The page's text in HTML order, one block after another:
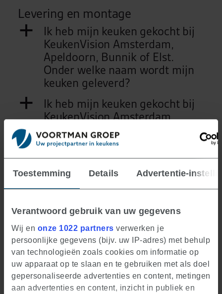
Toestemming Details Advertentie-
Verantwoord gebruik van uw gegevens
Wij en onze 1022 partners verwerken je
persoonlijke gegevens (bijv. uw IP-adres) met behulp
van technologieën zoals cookies om informatie op
uw apparaat op te slaan en te gebruiken met als doel
gepersonaliseerde advertenties en content, metingen
aan advertenties en content, inzicht in publiek en
Levering en montage
a
Ik heb mijn keuken gekocht bij
KeukenVision Amsterdam,
Apeldoorn, Bunnik of Elst.
Onder welke naam wordt mijn
keuken geleverd?
a
Ik heb mijn keuken gekocht bij
KeukenVision Amsterdam,
Apeldoorn, Bunnik of Elst.
Verandert er iets aan mijn
planning, montage of
uitvoering?
a
Ik heb mijn keuken gekocht bij
Naaldwijk. Onder welke naam
wordt mijn keuken geleverd?
a
Ik heb mijn keuken gekocht bij
KeukenVision Dordrecht of
Naaldwijk. Verandert er iets
aan mijn planning, montage of